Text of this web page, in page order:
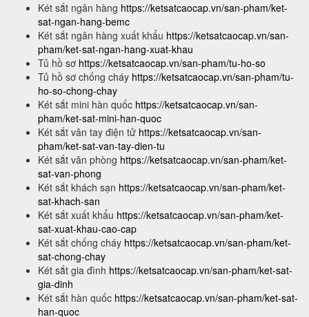
Két sắt ngân hàng https://ketsatcaocap.vn/san-pham/ket-
sat-ngan-hang-bemc
Két sắt ngân hàng xuất khẩu https://ketsatcaocap.vn/san-
pham/ket-sat-ngan-hang-xuat-khau
Tủ hồ sơ https://ketsatcaocap.vn/san-pham/tu-ho-so
Tủ hồ sơ chống cháy https://ketsatcaocap.vn/san-pham/tu-
ho-so-chong-chay
Két sắt mini hàn quốc https://ketsatcaocap.vn/san-
pham/ket-sat-mini-han-quoc
Két sắt vân tay điện tử https://ketsatcaocap.vn/san-
pham/ket-sat-van-tay-dien-tu
Két sắt văn phòng https://ketsatcaocap.vn/san-pham/ket-
sat-van-phong
Két sắt khách sạn https://ketsatcaocap.vn/san-pham/ket-
sat-khach-san
Két sắt xuất khẩu https://ketsatcaocap.vn/san-pham/ket-
sat-xuat-khau-cao-cap
Két sắt chống cháy https://ketsatcaocap.vn/san-pham/ket-
sat-chong-chay
Két sắt gia đình https://ketsatcaocap.vn/san-pham/ket-sat-
gia-dinh
Két sắt hàn quốc https://ketsatcaocap.vn/san-pham/ket-sat-
han-quoc